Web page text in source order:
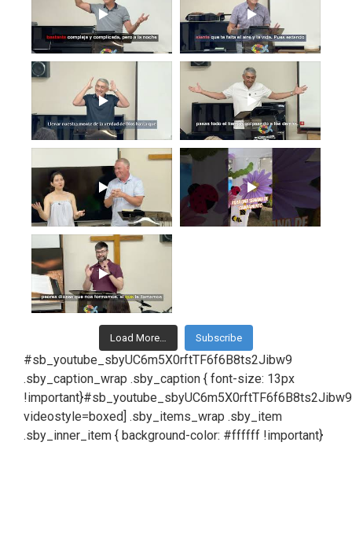
Load More… Subscribe
#sb_youtube_sbyUC6m5X0rftTF6f6B8ts2Jibw9
.sby_caption_wrap .sby_caption { font-size: 13px
videostyle=boxed] .sby_items_wrap .sby_item
.sby_inner_item { background-color: #ffffff !important}